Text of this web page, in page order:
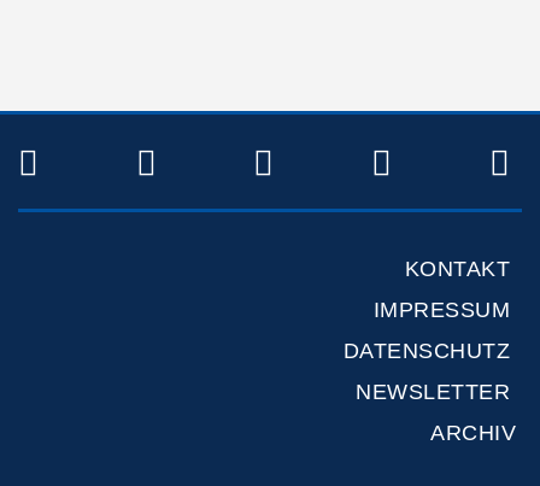
TWITTERFACEBOOKINSTAGRAM
KONTAKT
IMPRESSUM
DATENSCHUTZ
NEWSLETTER
ARCHIV